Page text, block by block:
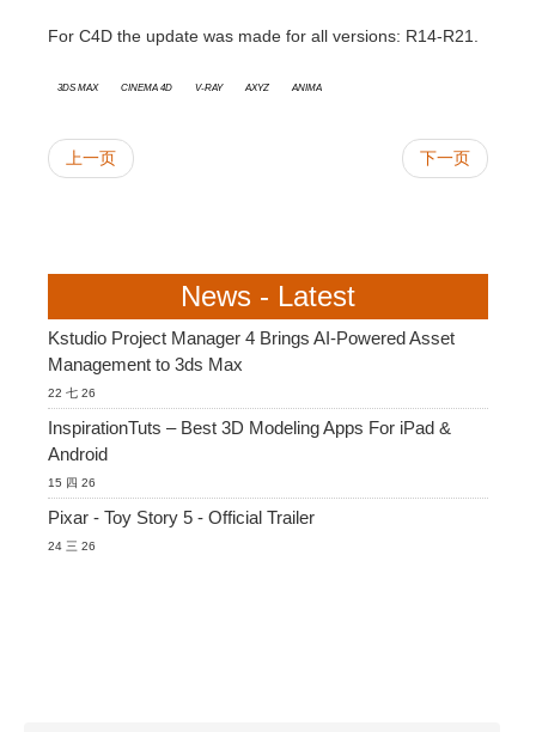
Softimage
Rhino
For C4D the update was made for all versions: R14-R21.
3ds Max Cinema 4D V-Ray AXYZ Anima
上一页 下一页
News - Latest
Kstudio Project Manager 4 Brings AI-Powered Asset
Management to 3ds Max
22 七 26
InspirationTuts – Best 3D Modeling Apps For iPad &
Android
15 四 26
Pixar - Toy Story 5 - Official Trailer
24 三 26